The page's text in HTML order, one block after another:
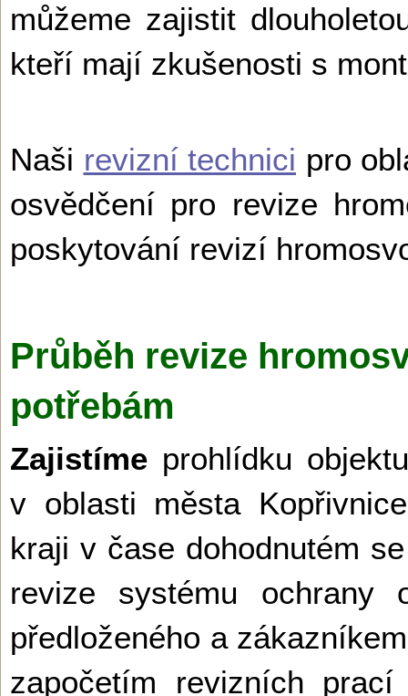
můžeme zajistit
kteří mají zkušenosti s
Naši revizní technici pro
osvědčení pro revize
poskytování revizí
Průběh revize
potřebám
Zajistíme prohlídku
v oblasti města
kraji v čase dohodnutém
revize systému ochrany
předloženého a
započetím revizních